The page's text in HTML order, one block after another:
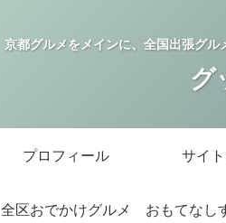
京都グルメをメインに、全国出張グル
グ
プロフィール サイ
全区おでかけグルメ